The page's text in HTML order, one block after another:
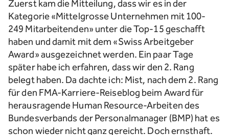
Zuerst kam die Mitteilung, dass wir es in der
Kategorie «Mittelgrosse Unternehmen mit 100-
249 Mitarbeitenden» unter die Top-15 geschafft
haben und damit mit dem «Swiss Arbeitgeber
Award» ausgezeichnet werden. Ein paar Tage
später habe ich erfahren, dass wir den 2. Rang
belegt haben. Da dachte ich: Mist, nach dem 2. Rang
für den FMA-Karriere-Reiseblog beim Award für
herausragende Human Resource-Arbeiten des
Bundesverbands der Personalmanager (BMP) hat es
schon wieder nicht ganz gereicht. Doch ernsthaft.